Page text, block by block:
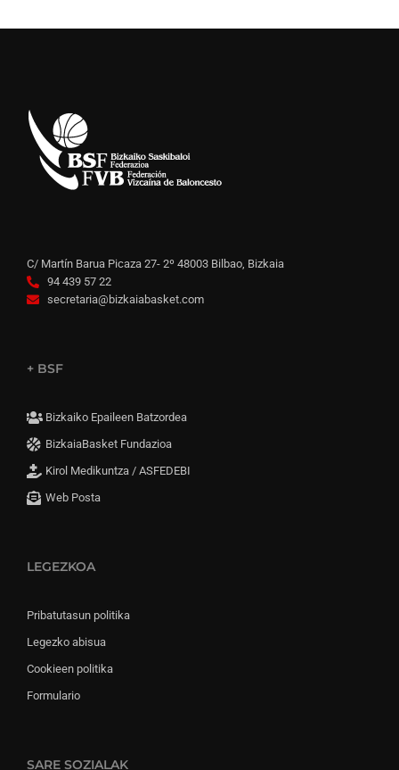
C/ Martín Barua Picaza 27- 2º 48003 Bilbao, Bizkaia
94 439 57 22
secretaria@bizkaiabasket.com
+ BSF
Bizkaiko Epaileen Batzordea
BizkaiaBasket Fundazioa
Kirol Medikuntza / ASFEDEBI
Web Posta
LEGEZKOA
Pribatutasun politika
Legezko abisua
Cookieen politika
Formulario
SARE SOZIALAK